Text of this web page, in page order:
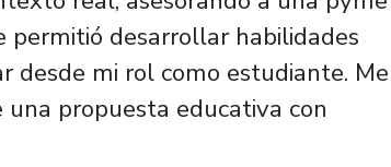
desarrollar habilidades
desde mi rol como estudiante. Me
propuesta educativa con